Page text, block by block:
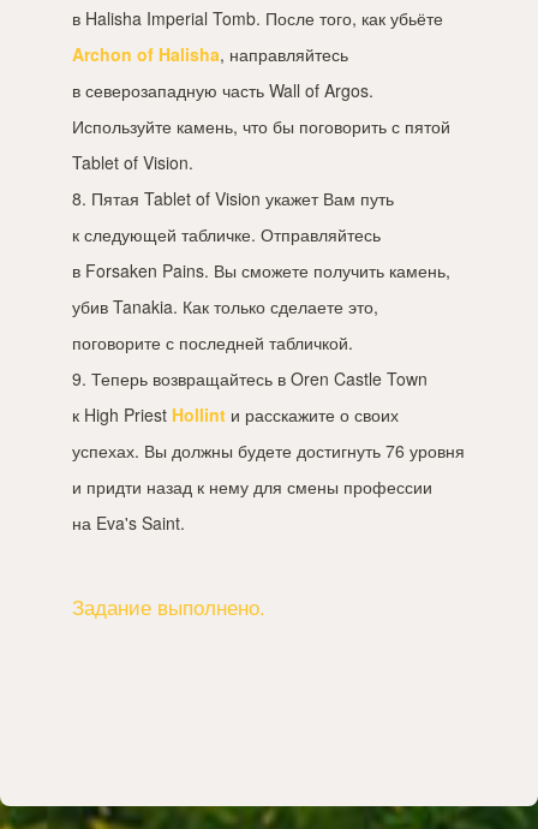
в Halisha Imperial Tomb. После того, как убьёте
Archon of Halisha, направляйтесь
в северозападную часть Wall of Argos.
Используйте камень, что бы поговорить с пятой
Tablet of Vision.
8. Пятая Tablet of Vision укажет Вам путь
к следующей табличке. Отправляйтесь
в Forsaken Pains. Вы сможете получить камень,
убив Tanakia. Как только сделаете это,
поговорите с последней табличкой.
9. Теперь возвращайтесь в Oren Castle Town
к High Priest Hollint и расскажите о своих
успехах. Вы должны будете достигнуть 76 уровня
и придти назад к нему для смены профессии
на Eva's Saint.
Задание выполнено.